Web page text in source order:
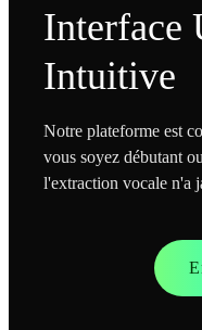
Interface
Intuitive
Notre plateforme est
vous soyez débutant
l'extraction vocale n'a